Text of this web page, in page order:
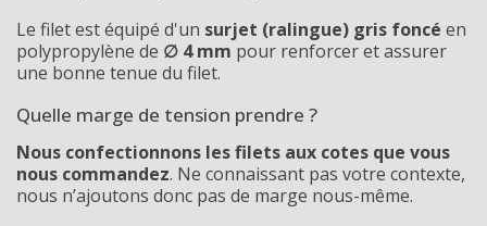
Le filet est équipé d'un surjet (ralingue) gris foncé en
polypropylène de ∅ 4 mm pour renforcer et assurer
une bonne tenue du filet.
Quelle marge de tension prendre ?
Nous confectionnons les filets aux cotes que vous
nous commandez. Ne connaissant pas votre contexte,
nous n’ajoutons donc pas de marge nous-même.